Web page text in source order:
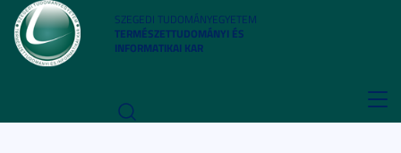
SZEGEDI TUDOMÁNYEGYETEM
TERMÉSZETTUDOMÁNYI ÉS
INFORMATIKAI KAR